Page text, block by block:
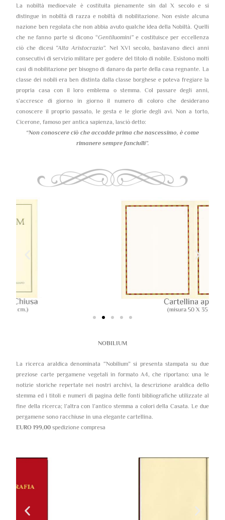
La nobiltà medioevale è costituita pienamente sin dal X secolo e si
distingue in nobiltà di razza e nobiltà di nobilitazione. Non esiste alcuna
nazione ben regolata che non abbia avuto qualche idea della Nobiltà. Quelli
che ne fanno parte si dicono “Gentiluomini”e costituisce per eccellenza
ciò che dicesi “Alta Aristocrazia”. Nel XVI secolo, bastavano dieci anni
consecutivi di servizio militare per godere del titolo di nobile. Esistono molti
casi di nobilitazione per bisogno di danaro da parte della casa regnante. La
classe dei nobili era ben distinta dalla classe borghese e poteva fregiare la
propria casa con il loro emblema o stemma. Col passare degli anni,
s’accresce di giorno in giorno il numero di coloro che desiderano
conoscere il proprio passato, le gesta e le glorie degli avi. Non a torto,
Cicerone, famoso per antica sapienza, lasciò detto:
“Non conoscere ciò che accadde prima che nascessimo, è come
rimanere sempre fanciulli”.
NOBILIUM
La ricerca araldica denominata “Nobilium” si presenta stampata su due
preziose carte pergamene vegetali in formato A4, che riportano: una le
notizie storiche repertate nei nostri archivi, la descrizione araldica dello
stemma ed i titoli e numeri di pagina delle fonti bibliografiche utilizzate al
fine della ricerca; l’altra con l’antico stemma a colori della Casata. Le due
pergamene sono racchiuse in una elegante cartellina.
EURO 199,00 spedizione compresa